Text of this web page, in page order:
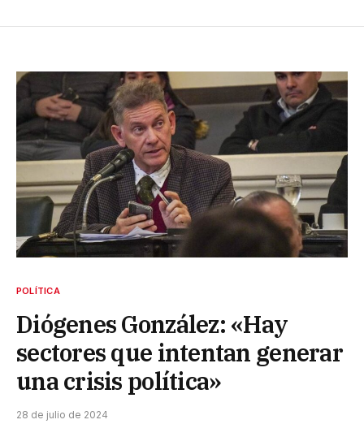
POLÍTICA
Diógenes González: «Hay
sectores que intentan generar
una crisis política»
28 de julio de 2024